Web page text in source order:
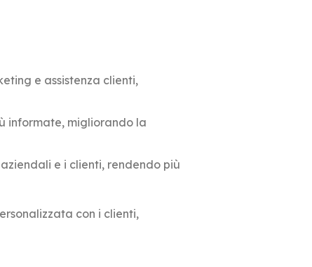
e assistenza clienti,
informate, migliorando la
e i clienti, rendendo più
con i clienti,